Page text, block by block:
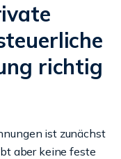
richtig
ist zunächst
aber keine feste